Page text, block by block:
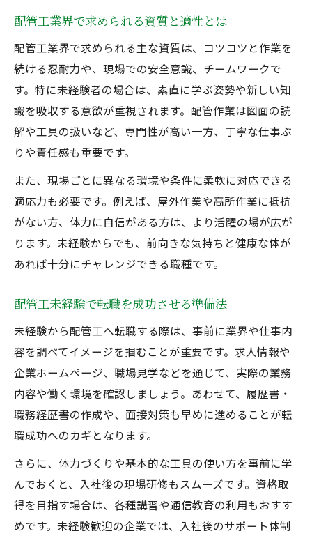
配管工で長く働くためのキャリア設計法
配管工業界で求められる資質と適性とは
配管工業界で求められる主な資質は、コツコツと作業を
続ける忍耐力や、現場での安全意識、チームワークで
す。特に未経験者の場合は、素直に学ぶ姿勢や新しい知
識を吸収する意欲が重視されます。配管作業は図面の読
解や工具の扱いなど、専門性が高い一方、丁寧な仕事ぶ
りや責任感も重要です。
また、現場ごとに異なる環境や条件に柔軟に対応できる
適応力も必要です。例えば、屋外作業や高所作業に抵抗
がない方、体力に自信がある方は、より活躍の場が広が
ります。未経験からでも、前向きな気持ちと健康な体が
あれば十分にチャレンジできる職種です。
配管工未経験で転職を成功させる準備法
未経験から配管工へ転職する際は、事前に業界や仕事内
容を調べてイメージを掴むことが重要です。求人情報や
企業ホームページ、職場見学などを通じて、実際の業務
内容や働く環境を確認しましょう。あわせて、履歴書・
職務経歴書の作成や、面接対策も早めに進めることが転
職成功へのカギとなります。
さらに、体力づくりや基本的な工具の使い方を事前に学
んでおくと、入社後の現場研修もスムーズです。資格取
得を目指す場合は、各種講習や通信教育の利用もおすす
めです。未経験歓迎の企業では、入社後のサポート体制